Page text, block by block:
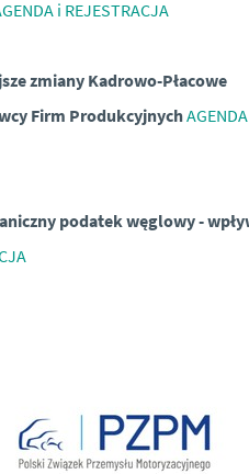
i REJESTRACJA
zmiany Kadrowo-Płacowe
Firm Produkcyjnych
podatek węglowy -